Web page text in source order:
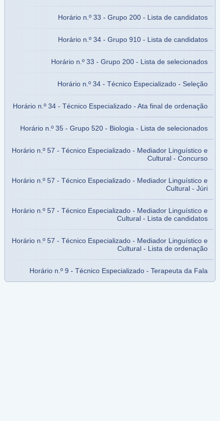
Horário n.º 33 - Grupo 200 - Lista de candidatos
Horário n.º 34 - Grupo 910 - Lista de candidatos
Horário n.º 33 - Grupo 200 - Lista de selecionados
Horário n.º 34 - Técnico Especializado - Seleção
Horário n.º 34 - Técnico Especializado - Ata final de ordenação
Horário n.º 35 - Grupo 520 - Biologia - Lista de selecionados
Horário n.º 57 - Técnico Especializado - Mediador Linguístico e
Cultural - Concurso
Horário n.º 57 - Técnico Especializado - Mediador Linguístico e
Cultural - Júri
Horário n.º 57 - Técnico Especializado - Mediador Linguístico e
Cultural - Lista de candidatos
Horário n.º 57 - Técnico Especializado - Mediador Linguístico e
Cultural - Lista de ordenação
Horário n.º 9 - Técnico Especializado - Terapeuta da Fala